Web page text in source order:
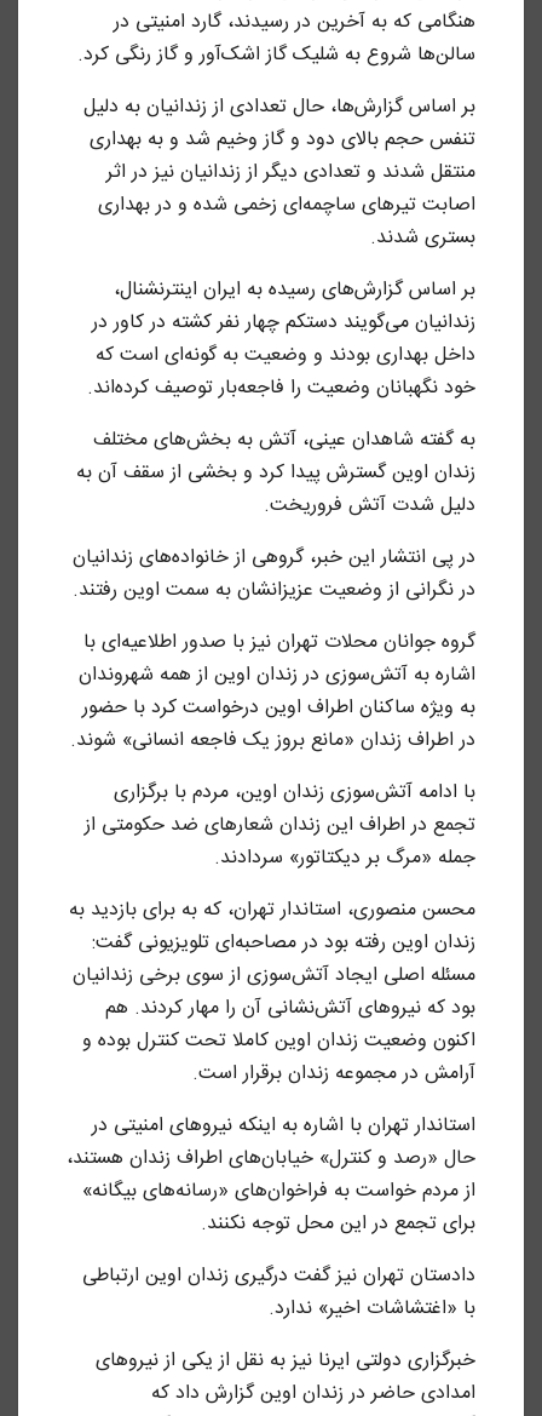
هنگامی که به آخرین در رسیدند، گارد امنیتی در
سالن‌ها شروع به شلیک گاز اشک‌آور و گاز رنگی کرد.
بر اساس گزارش‌ها، حال تعدادی از زندانیان به دلیل
تنفس حجم بالای دود و گاز وخیم شد و به بهداری
منتقل شدند و تعدادی دیگر از زندانیان نیز در اثر
اصابت تیرهای ساچمه‌ای زخمی شده و در بهداری
بستری شدند.
بر اساس گزارش‌های رسیده به ایران اینترنشنال،
زندانیان می‌گویند دستکم چهار نفر کشته در کاور در
داخل بهداری بودند و وضعیت به گونه‌ای است که
خود نگهبانان وضعیت را فاجعه‌بار توصیف کرده‌اند.
به گفته شاهدان عینی، آتش به بخش‌های مختلف
زندان اوین گسترش پیدا کرد و بخشی از سقف آن به
دلیل شدت آتش فروریخت.
در پی انتشار این خبر، گروهی از خانواده‌های زندانیان
در نگرانی از وضعیت عزیزانشان به سمت اوین رفتند.
گروه جوانان محلات تهران نیز با صدور اطلاعیه‌ای با
اشاره به آتش‌سوزی در زندان اوین از همه شهروندان
به ویژه ساکنان اطراف اوین درخواست کرد با حضور
در اطراف زندان «مانع بروز یک فاجعه انسانی» شوند.
با ادامه آتش‌سوزی زندان اوین، مردم با برگزاری
تجمع در اطراف این زندان شعار‌های ضد حکومتی از
جمله «‌مرگ بر دیکتاتور» سردادند.
محسن منصوری، استاندار تهران، که به برای بازدید به
زندان اوین رفته بود در مصاحبه‌ای تلویزیونی گفت:
مسئله اصلی ایجاد آتش‌سوزی از سوی برخی زندانیان
بود که نیروهای آتش‌نشانی آن را مهار کردند. هم
اکنون وضعیت زندان اوین کاملا تحت کنترل بوده و
آرامش در مجموعه زندان برقرار است.
استاندار تهران با اشاره به اینکه نیروهای امنیتی در
حال «رصد و کنترل» خیابان‌های اطراف زندان هستند،
از مردم خواست به فراخوان‌های «رسانه‌های بیگانه»
برای تجمع در این محل توجه نکنند.
دادستان تهران نیز گفت درگیری زندان اوین ارتباطی
با «اغتشاشات اخیر» ندارد.
خبرگزاری دولتی ایرنا نیز به نقل از یکی از نیروهای
امدادی حاضر در زندان اوین گزارش داد که